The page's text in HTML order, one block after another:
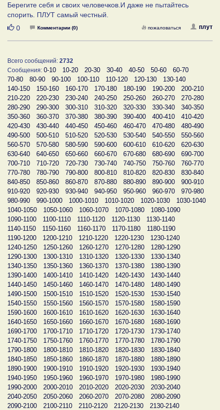
Берегите себя и своих человечков.И даже не пытайтесь
спорить. ПЛУТ самый честный.
Нравится
0 Комментарии (0) плут
пожаловаться
Всего сообщений: 2732
Сообщения: 0-10 10-20 20-30 30-40 40-50 50-60
60-70
70-80
80-90 90-100 100-110 110-120 120-130
130-140
140-150
150-160 160-170 170-180 180-190 190-200
200-210
210-220
220-230 230-240 240-250 250-260 260-270
270-280
280-290
290-300 300-310 310-320 320-330 330-340
340-350
350-360
360-370 370-380 380-390 390-400 400-410
410-420
420-430
430-440 440-450 450-460 460-470 470-480
480-490
490-500
500-510 510-520 520-530 530-540 540-550
550-560
560-570
570-580 580-590 590-600 600-610 610-620
620-630
630-640
640-650 650-660 660-670 670-680 680-690
690-700
700-710
710-720 720-730 730-740 740-750 750-760
760-770
770-780
780-790 790-800 800-810 810-820 820-830
830-840
840-850
850-860 860-870 870-880 880-890 890-900
900-910
910-920
920-930 930-940 940-950 950-960 960-970
970-980
980-990
990-1000 1000-1010 1010-1020 1020-1030
1030-1040
1040-1050
1050-1060 1060-1070 1070-1080
1080-1090
1090-1100
1100-1110 1110-1120 1120-1130
1130-1140
1140-1150
1150-1160 1160-1170 1170-1180
1180-1190
1190-1200
1200-1210 1210-1220 1220-1230
1230-1240
1240-1250
1250-1260 1260-1270 1270-1280
1280-1290
1290-1300
1300-1310 1310-1320 1320-1330
1330-1340
1340-1350
1350-1360 1360-1370 1370-1380
1380-1390
1390-1400
1400-1410 1410-1420 1420-1430
1430-1440
1440-1450
1450-1460 1460-1470 1470-1480
1480-1490
1490-1500
1500-1510 1510-1520 1520-1530
1530-1540
1540-1550
1550-1560 1560-1570 1570-1580
1580-1590
1590-1600
1600-1610 1610-1620 1620-1630
1630-1640
1640-1650
1650-1660 1660-1670 1670-1680
1680-1690
1690-1700
1700-1710 1710-1720 1720-1730
1730-1740
1740-1750
1750-1760 1760-1770 1770-1780
1780-1790
1790-1800
1800-1810 1810-1820 1820-1830
1830-1840
1840-1850
1850-1860 1860-1870 1870-1880
1880-1890
1890-1900
1900-1910 1910-1920 1920-1930
1930-1940
1940-1950
1950-1960 1960-1970 1970-1980
1980-1990
1990-2000
2000-2010 2010-2020 2020-2030
2030-2040
2040-2050
2050-2060 2060-2070 2070-2080
2080-2090
2090-2100
2100-2110 2110-2120 2120-2130
2130-2140